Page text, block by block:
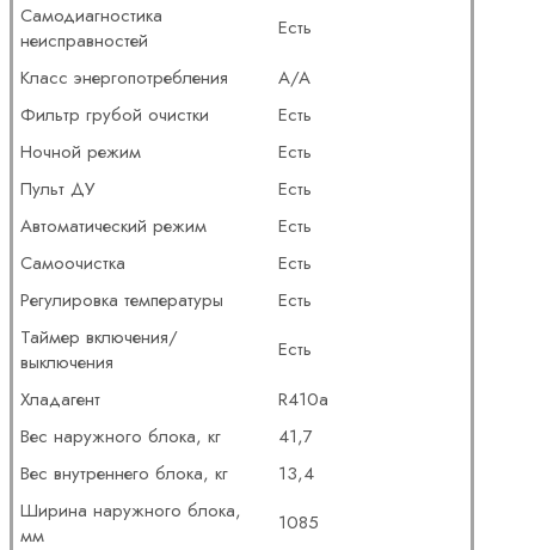
Самодиагностика
неисправностей
Есть
Класс энергопотребления
A/A
Фильтр грубой очистки
Есть
Ночной режим
Есть
Пульт ДУ
Есть
Автоматический режим
Есть
Самоочистка
Есть
Регулировка температуры
Есть
Таймер включения/
выключения
Есть
Хладагент
R410a
Вес наружного блока, кг
41,7
Вес внутреннего блока, кг
13,4
Ширина наружного блока,
мм
1085